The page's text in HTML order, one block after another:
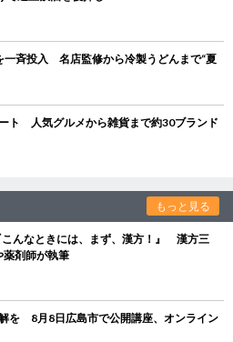
一斉投入 名店監修から冷製うどんまで“夏
ト 人気グルメから雑貨まで約30ブランド
もっと見る
こんなときには、まず、漢方！』 漢方三
剤師が執筆
を 8月8日広島市で公開講座、オンライン